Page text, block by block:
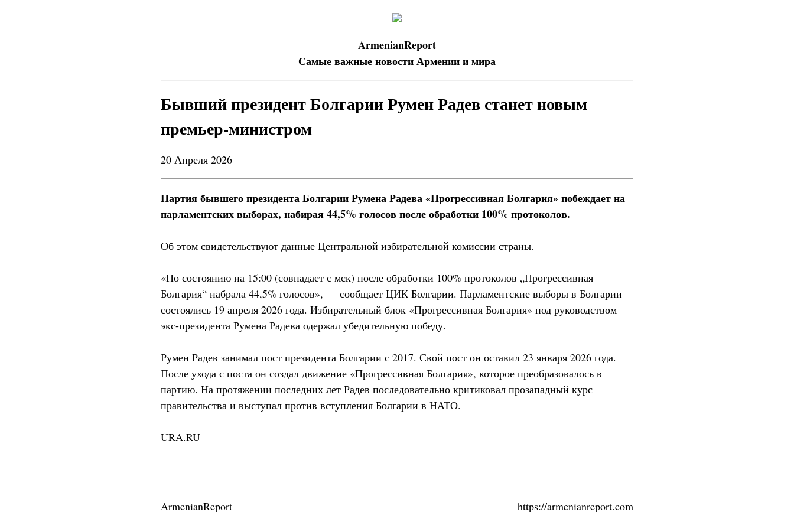
ArmenianReport
Самые важные новости Армении и мира
Бывший президент Болгарии Румен Радев станет новым
премьер-министром
20 Апреля 2026
Партия бывшего президента Болгарии Румена Радева «Прогрессивная Болгария» побеждает на
парламентских выборах, набирая 44,5% голосов после обработки 100% протоколов.
Об этом свидетельствуют данные Центральной избирательной комиссии страны.
«По состоянию на 15:00 (совпадает с мск) после обработки 100% протоколов „Прогрессивная
Болгария“ набрала 44,5% голосов», — сообщает ЦИК Болгарии. Парламентские выборы в Болгарии
состоялись 19 апреля 2026 года. Избирательный блок «Прогрессивная Болгария» под руководством
экс-президента Румена Радева одержал убедительную победу.
Румен Радев занимал пост президента Болгарии с 2017. Свой пост он оставил 23 января 2026 года.
После ухода с поста он создал движение «Прогрессивная Болгария», которое преобразовалось в
партию. На протяжении последних лет Радев последовательно критиковал прозападный курс
правительства и выступал против вступления Болгарии в НАТО.
URA.RU
ArmenianReport https://armenianreport.com